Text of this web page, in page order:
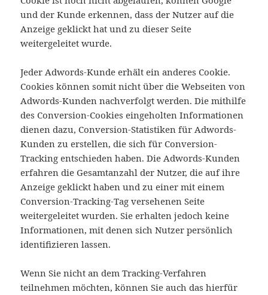
und der Kunde erkennen, dass der Nutzer auf die
Anzeige geklickt hat und zu dieser Seite
weitergeleitet wurde.
Jeder Adwords-Kunde erhält ein anderes Cookie.
Cookies können somit nicht über die Webseiten von
Adwords-Kunden nachverfolgt werden. Die mithilfe
des Conversion-Cookies eingeholten Informationen
dienen dazu, Conversion-Statistiken für Adwords-
Kunden zu erstellen, die sich für Conversion-
Tracking entschieden haben. Die Adwords-Kunden
erfahren die Gesamtanzahl der Nutzer, die auf ihre
Anzeige geklickt haben und zu einer mit einem
Conversion-Tracking-Tag versehenen Seite
weitergeleitet wurden. Sie erhalten jedoch keine
Informationen, mit denen sich Nutzer persönlich
identifizieren lassen.
Wenn Sie nicht an dem Tracking-Verfahren
teilnehmen möchten, können Sie auch das hierfür